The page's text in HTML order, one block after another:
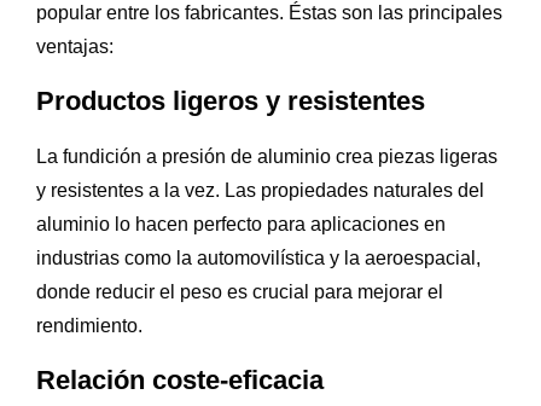
popular entre los fabricantes. Éstas son las principales
ventajas:
Productos ligeros y resistentes
La fundición a presión de aluminio crea piezas ligeras
y resistentes a la vez. Las propiedades naturales del
aluminio lo hacen perfecto para aplicaciones en
industrias como la automovilística y la aeroespacial,
donde reducir el peso es crucial para mejorar el
rendimiento.
Relación coste-eficacia